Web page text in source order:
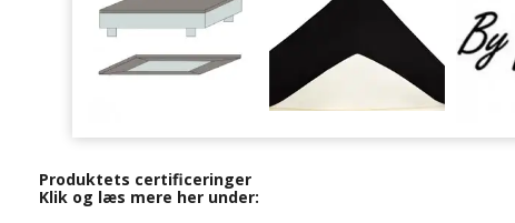
Produktets certificeringer
Klik og læs mere her under: